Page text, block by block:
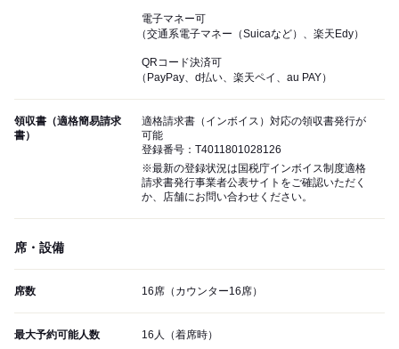
電子マネー可
（交通系電子マネー（Suicaなど）、楽天Edy）
QRコード決済可
（PayPay、d払い、楽天ペイ、au PAY）
領収書（適格簡易請求
書）
適格請求書（インボイス）対応の領収書発行が
可能
登録番号：T4011801028126
※最新の登録状況は国税庁インボイス制度適格
請求書発行事業者公表サイトをご確認いただく
か、店舗にお問い合わせください。
席・設備
席数 16席（カウンター16席）
最大予約可能人数 16人（着席時）